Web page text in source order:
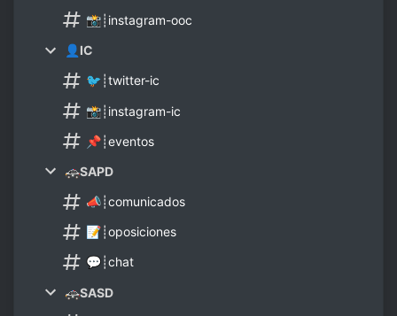
📸┊instagram-ooc
👤IC
🐦┊twitter-ic
📸┊instagram-ic
📌┊eventos
🚓SAPD
📣┊comunicados
📝┊oposiciones
💬┊chat
🚓SASD